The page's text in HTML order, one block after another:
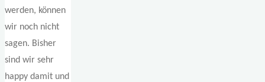
werden, können
wir noch nicht
sagen. Bisher
sind wir sehr
happy damit und